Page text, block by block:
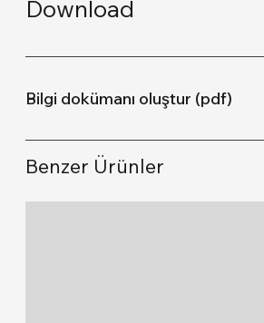
Download
Bilgi dokümanı oluştur (pdf)
Benzer Ürünler